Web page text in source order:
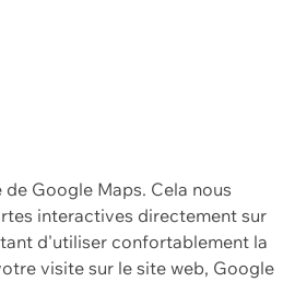
Google Maps. Cela nous
interactives directement sur
d'utiliser confortablement la
visite sur le site web, Google